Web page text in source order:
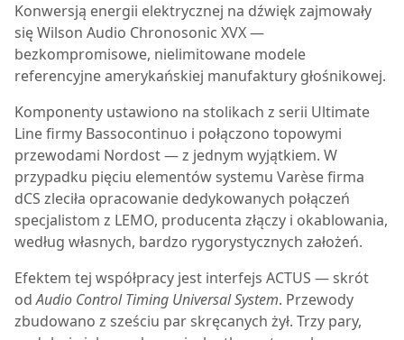
Konwersją energii elektrycznej na dźwięk zajmowały
się Wilson Audio Chronosonic XVX —
bezkompromisowe, nielimitowane modele
referencyjne amerykańskiej manufaktury głośnikowej.
Komponenty ustawiono na stolikach z serii Ultimate
Line firmy Bassocontinuo i połączono topowymi
przewodami Nordost — z jednym wyjątkiem. W
przypadku pięciu elementów systemu Varèse firma
dCS zleciła opracowanie dedykowanych połączeń
specjalistom z LEMO, producenta złączy i okablowania,
według własnych, bardzo rygorystycznych założeń.
Efektem tej współpracy jest interfejs ACTUS — skrót
odAudio Control Timing Universal System. Przewody
zbudowano z sześciu par skręcanych żył. Trzy pary,